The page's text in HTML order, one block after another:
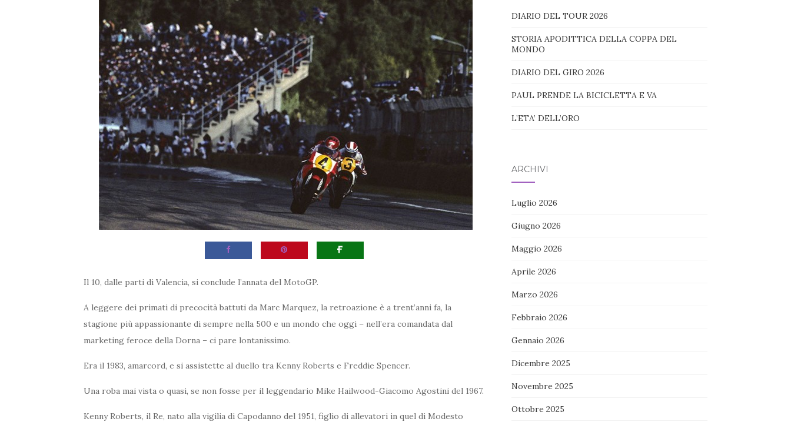
Il 10, dalle parti di Valencia, si conclude l’annata del MotoGP.
A leggere dei primati di precocità battuti da Marc Marquez, la retroazione è a trent’anni fa, la
stagione più appassionante di sempre nella 500 e un mondo che oggi – nell’era comandata dal
marketing feroce della Dorna – ci pare lontanissimo.
Era il 1983, amarcord, e si assistette al duello tra Kenny Roberts e Freddie Spencer.
Una roba mai vista o quasi, se non fosse per il leggendario Mike Hailwood-Giacomo Agostini del 1967.
Kenny Roberts, il Re, nato alla vigilia di Capodanno del 1951, figlio di allevatori in quel di Modesto
DIARIO DEL TOUR 2026
STORIA APODITTICA DELLA COPPA DEL
MONDO
DIARIO DEL GIRO 2026
PAUL PRENDE LA BICICLETTA E VA
L’ETA’ DELL’ORO
ARCHIVI
Luglio 2026
Giugno 2026
Maggio 2026
Aprile 2026
Marzo 2026
Febbraio 2026
Gennaio 2026
Dicembre 2025
Novembre 2025
Ottobre 2025